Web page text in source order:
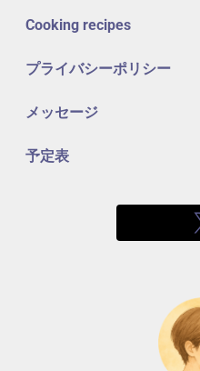
Cooking recipes
プライバシーポリシー
メッセージ
予定表